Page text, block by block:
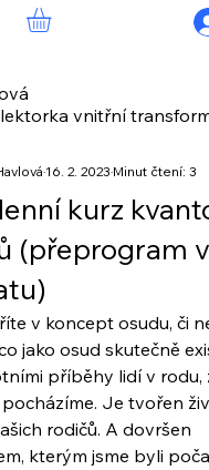
vnitřní
kurz
(přeprogram
16. 2. 2023Minut čtení: 3
v koncept osudu, či
jako osud skutečně
příběhy lidí v rodu,
Je tvořen
rodičů. A dovršen
kterým jsme byli